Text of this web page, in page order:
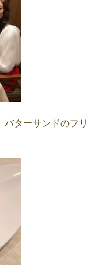
ターサンドのフリ